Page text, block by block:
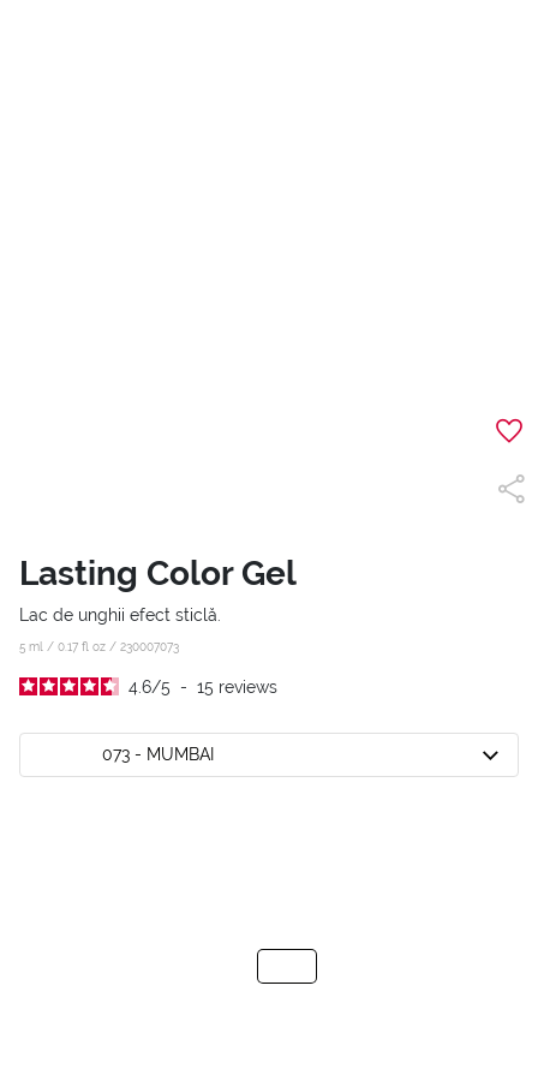
Lasting Color Gel
Lac de unghii efect sticlă.
5 ml / 0.17 fl oz / 230007073
4.6/5 - 15 reviews
073 - MUMBAI